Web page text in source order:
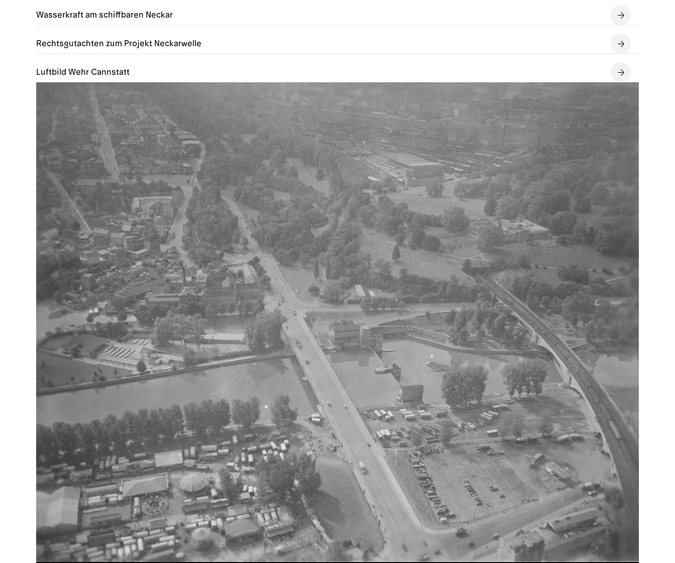
Wasserkraft am schiffbaren Neckar
Rechtsgutachten zum Projekt Neckarwelle
Luftbild Wehr Cannstatt